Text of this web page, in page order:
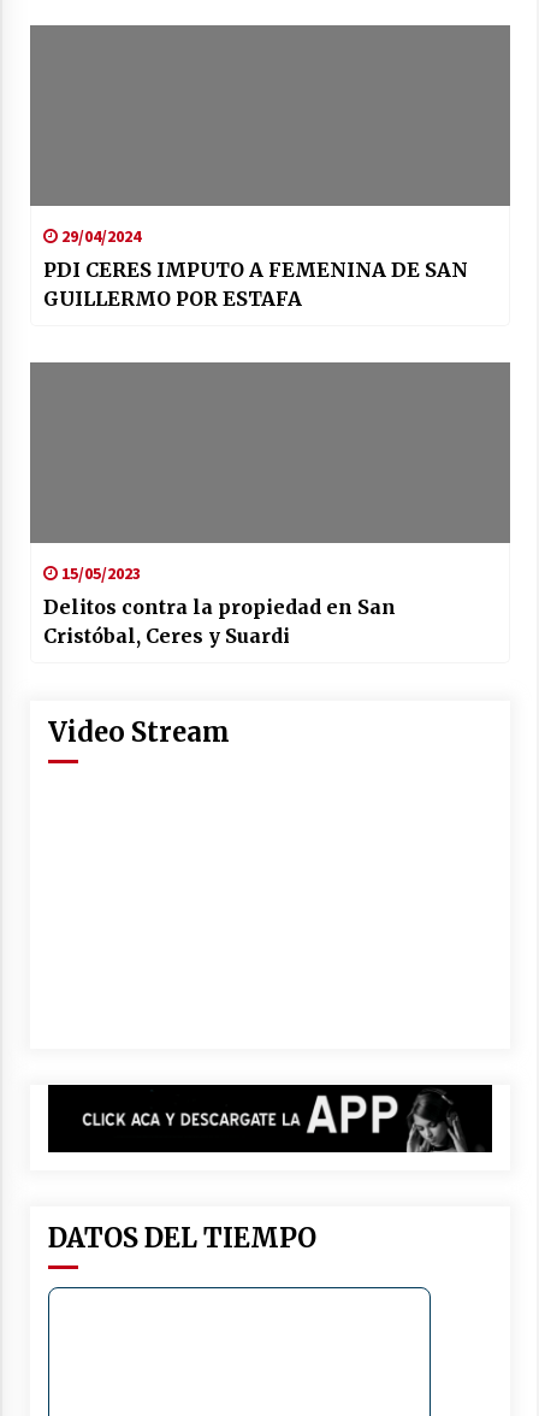
29/04/2024
PDI CERES IMPUTO A FEMENINA DE SAN
GUILLERMO POR ESTAFA
15/05/2023
Delitos contra la propiedad en San
Cristóbal, Ceres y Suardi
Video Stream
DATOS DEL TIEMPO